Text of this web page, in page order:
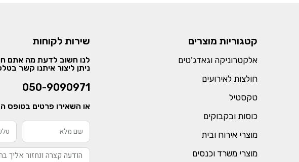
קטגוריות מוצרים
אלקטרוניקה וגאדג’טים
חולצות לאירועים
טקסטיל
כוסות ובקבוקים
מוצרי אירוח ובית
מוצרי משרד וכנסים
שירות לקוחות
לנו חשוב לדעת מה אתם
ניתן ליצור איתנו קשר
050-9090971
או השאירו פרטים בטופס